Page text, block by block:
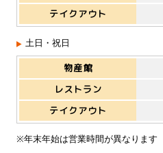
テイクアウト
土日・祝日
物産館
レストラン
テイクアウト
※年末年始は営業時間が異なります